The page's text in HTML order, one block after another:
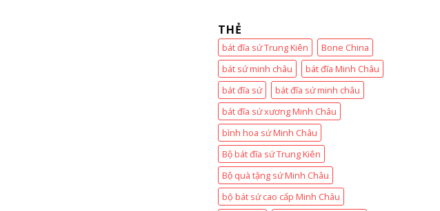
THẺ
bát đĩa sứ Trung Kiên
Bone China
bát sứ minh châu
bát đĩa Minh Châu
bát đĩa sứ
bát đĩa sứ minh châu
bát đĩa sứ xương Minh Châu
bình hoa sứ Minh Châu
Bộ bát đĩa sứ Trung Kiên
Bộ quà tặng sứ Minh Châu
bộ bát sứ cao cấp Minh Châu